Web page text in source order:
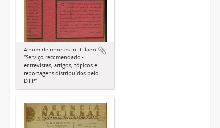
Álbum de recortes intitulado
“Serviço recomendado -
entrevistas, artigos, tópicos e
reportagens distribuídos pelo
D.I.P”